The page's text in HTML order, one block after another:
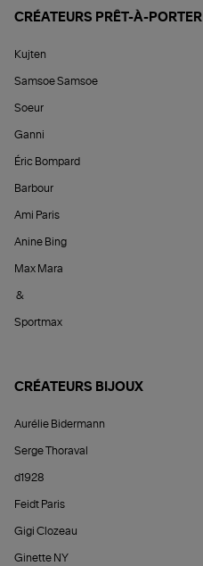
CRÉATEURS PRÊT-À-PORTER
Kujten
Samsoe Samsoe
Soeur
Ganni
Éric Bompard
Barbour
Ami Paris
Anine Bing
Max Mara
&
Sportmax
CRÉATEURS BIJOUX
Aurélie Bidermann
Serge Thoraval
d1928
Feidt Paris
Gigi Clozeau
Ginette NY